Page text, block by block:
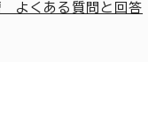
よくある質問と回答